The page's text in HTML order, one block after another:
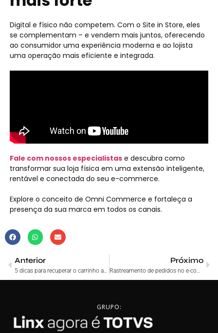
Digital e físico não competem. Com o Site in Store, eles
se complementam – e vendem mais juntos, oferecendo
ao consumidor uma experiência moderna e ao lojista
uma operação mais eficiente e integrada.
Fale com nossos especialistas e descubra como
transformar sua loja física em uma extensão inteligente,
rentável e conectada do seu e-commerce.
Explore o conceito de Omni Commerce e fortaleça a
presença da sua marca em todos os canais.
Anterior Próximo
Rastreamento de pedidos no e-commerce: por que fazer?
GRUPO: